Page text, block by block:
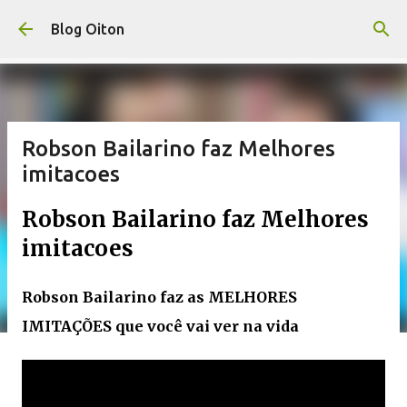
Pular para o conteúdo principal
Blog Oiton
Robson Bailarino faz Melhores
imitacoes
Robson Bailarino faz Melhores
imitacoes
Robson Bailarino faz as MELHORES
IMITAÇÕES que você vai ver na vida